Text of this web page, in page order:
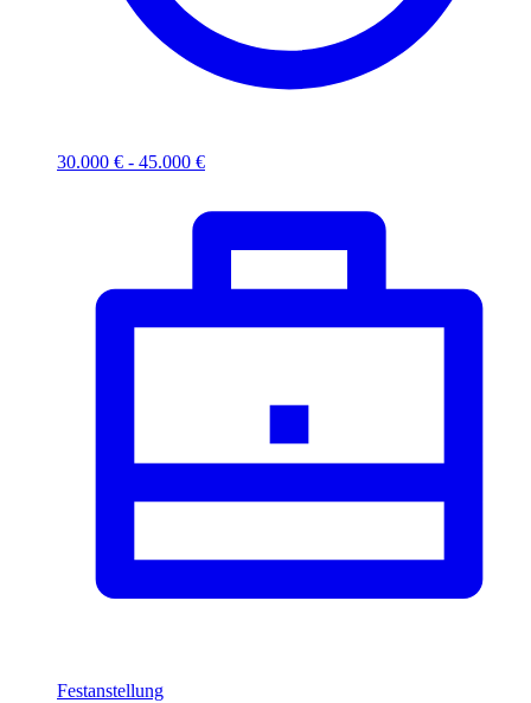
30.000 € - 45.000 €
Festanstellung